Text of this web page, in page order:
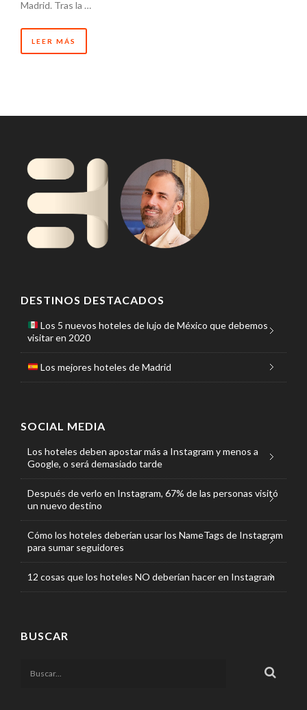
Madrid. Tras la …
LEER MÁS
DESTINOS DESTACADOS
Los 5 nuevos hoteles de lujo de México que debemos
visitar en 2020
Los mejores hoteles de Madrid
SOCIAL MEDIA
Los hoteles deben apostar más a Instagram y menos a
Google, o será demasiado tarde
Después de verlo en Instagram, 67% de las personas visitó
un nuevo destino
Cómo los hoteles deberían usar los NameTags de Instagram
para sumar seguidores
12 cosas que los hoteles NO deberían hacer en Instagram
BUSCAR